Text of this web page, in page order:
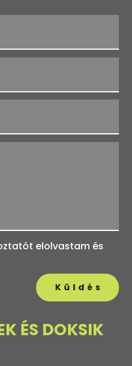
elolvastam és
Küldés
ÉS DOKSIK